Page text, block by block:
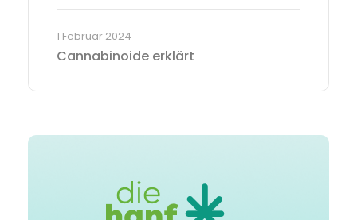
1 Februar 2024
Cannabinoide erklärt